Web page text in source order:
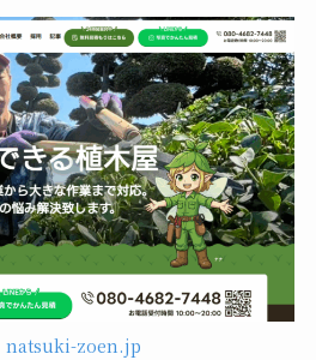
natsuki-zoen.jp